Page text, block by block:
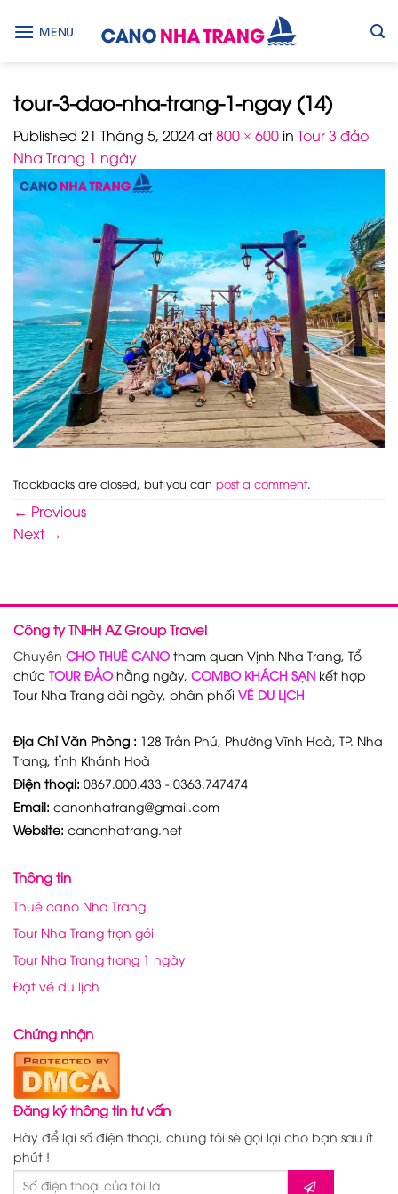
MENU
tour-3-dao-nha-trang-1-ngay (14)
Published 21 Tháng 5, 2024at800 × 600 in Tour 3 đảo
Nha Trang 1 ngày
Trackbacks are closed, but you can post a comment.
← Previous
Next →
Công ty TNHH AZ Group Travel
Chuyên CHO THUÊ CANO tham quan Vịnh Nha Trang, Tổ
chức TOUR ĐẢO hằng ngày, COMBO KHÁCH SẠN kết hợp
Tour Nha Trang dài ngày, phân phối VÉ DU LỊCH
Địa Chỉ Văn Phòng : 128 Trần Phú, Phường Vĩnh Hoà, TP. Nha
Trang, tỉnh Khánh Hoà
Điện thoại: 0867.000.433 - 0363.747474
Email: canonhatrang@gmail.com
Website: canonhatrang.net
Thông tin
Thuê cano Nha Trang
Tour Nha Trang trọn gói
Tour Nha Trang trong 1 ngày
Đặt vé du lịch
Chứng nhận
Đăng ký thông tin tư vấn
Hãy để lại số điện thoại, chúng tôi sẽ gọi lại cho bạn sau ít
phút !